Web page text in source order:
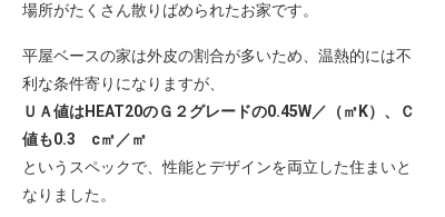
場所がたくさん散りばめられたお家です。
平屋ベースの家は外皮の割合が多いため、温熱的には不
利な条件寄りになりますが、
ＵＡ値はHEAT20のＧ２グレードの0.45W／（㎡K）、Ｃ
値も0.3 c㎡／㎡
というスペックで、性能とデザインを両立した住まいと
なりました。